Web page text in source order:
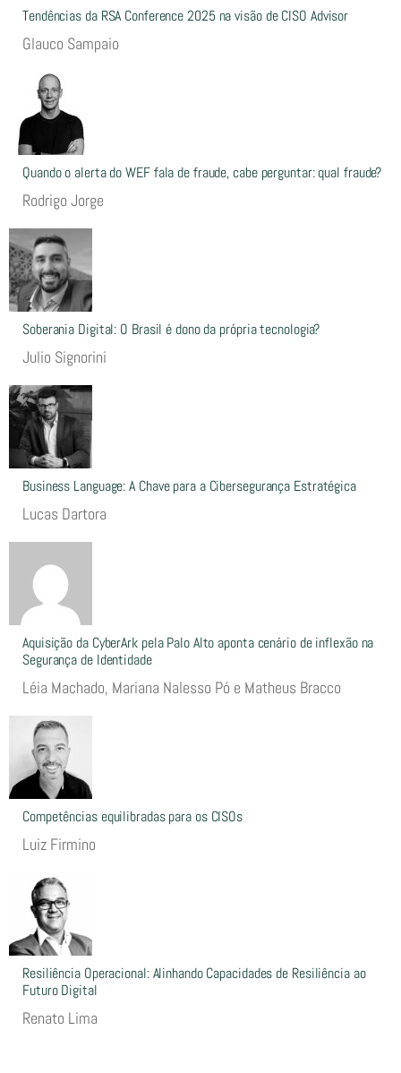
Tendências da RSA Conference 2025 na visão de CISO Advisor
Glauco Sampaio
Quando o alerta do WEF fala de fraude, cabe perguntar: qual fraude?
Rodrigo Jorge
Soberania Digital: O Brasil é dono da própria tecnologia?
Julio Signorini
Business Language: A Chave para a Cibersegurança Estratégica
Lucas Dartora
Aquisição da CyberArk pela Palo Alto aponta cenário de inflexão na
Segurança de Identidade
Léia Machado, Mariana Nalesso Pó e Matheus Bracco
Competências equilibradas para os CISOs
Luiz Firmino
Resiliência Operacional: Alinhando Capacidades de Resiliência ao
Futuro Digital
Renato Lima